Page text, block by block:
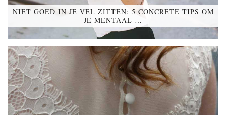
NIET GOED IN JE VEL ZITTEN: 5 CONCRETE TIPS OM
JE MENTAAL …